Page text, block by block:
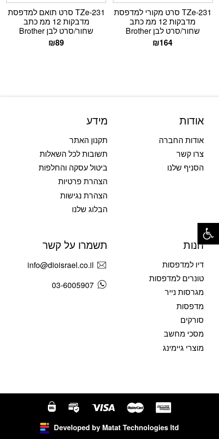
TZe-231 סרט מקורי למדפסת
מדבקות 12 ממ כתב
שחור/סרט לבן Brother
₪164
TZe-231 סרט תואם למדפסת
מדבקות 12 ממ כתב
שחור/סרט לבן Brother
₪89
אודות
אודות החברה
צרו קשר
הסניף שלנו
מידע
תקנון האתר
תשובות לכל השאלות
ביטול עסקה והחלפות
הצהרת פרטיות
הצהרת נגישות
הבלוג שלנו
חנות
דיו למדפסות
טונרים למדפסות
מגרסות נייר
מדפסות
סורקים
מסכי מחשב
מוצרי גיימינג
תשמרו על קשר
info@dioisrael.co.il
03-6005907
Developed by Matat Technologies ltd
פתח סרגל נגישות